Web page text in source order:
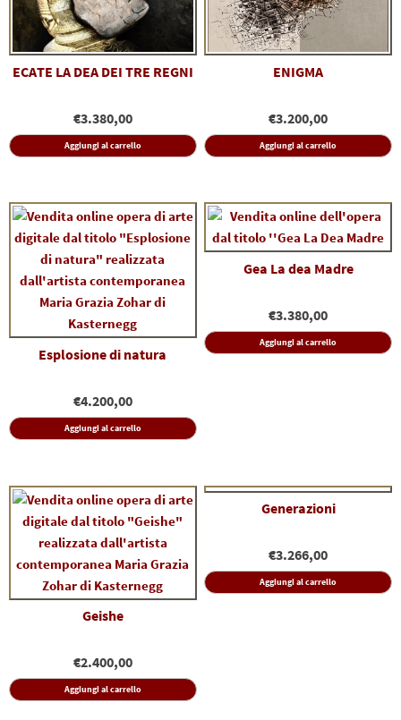
ECATE LA DEA DEI TRE REGNI
€3.380,00
Aggiungi al carrello
ENIGMA
€3.200,00
Aggiungi al carrello
Esplosione di natura
€4.200,00
Aggiungi al carrello
Gea La dea Madre
€3.380,00
Aggiungi al carrello
Geishe
€2.400,00
Aggiungi al carrello
Generazioni
€3.266,00
Aggiungi al carrello